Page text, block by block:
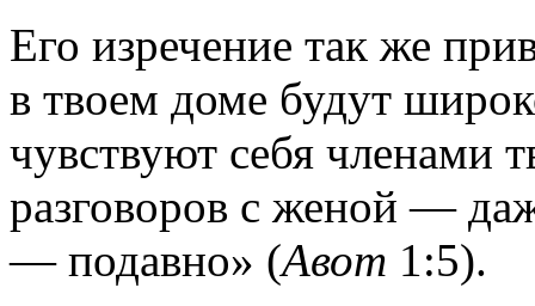
Его изречение так же
в твоем доме будут
чувствуют себя членами
разговоров с женой —
— подавно» (Авот 1:5).